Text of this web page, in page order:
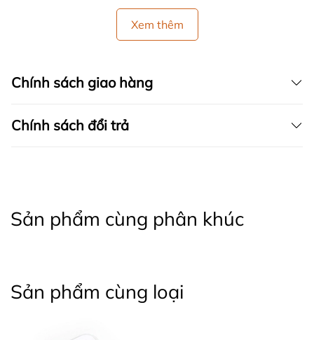
Xem thêm
Chính sách giao hàng
Chính sách đổi trả
Sản phẩm cùng phân khúc
Sản phẩm cùng loại